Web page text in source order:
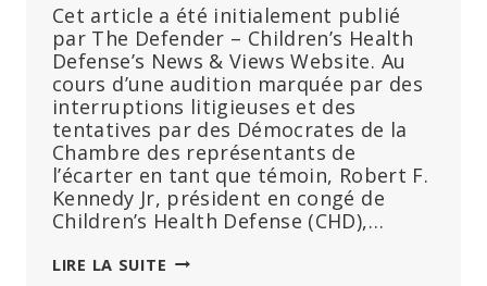
Cet article a été initialement publié
par The Defender – Children’s Health
Defense’s News & Views Website. Au
cours d’une audition marquée par des
interruptions litigieuses et des
tentatives par des Démocrates de la
Chambre des représentants de
l’écarter en tant que témoin, Robert F.
Kennedy Jr, président en congé de
Children’s Health Defense (CHD),…
LIRE LA SUITE « DÈS